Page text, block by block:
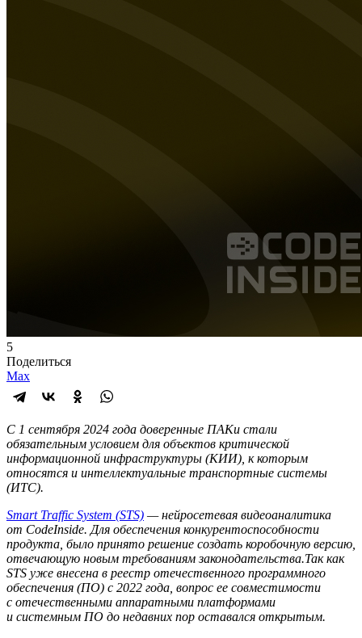
5
Поделиться
Max
С 1 сентября 2024 года доверенные ПАКи стали
обязательным условием для объектов критической
информационной инфраструктуры (КИИ), к которым
относятся и интеллектуальные транспортные системы
(ИТС).
Smart Traffic System (STS) — нейросетевая видеоаналитика
от CodeInside. Для обеспечения конкурентоспособности
продукта, было принято решение создать коробочную версию,
отвечающую новым требованиям законодательства.Так как
STS уже внесена в реестр отечественного программного
обеспечения (ПО) с 2022 года, вопрос ее совместимости
с отечественными аппаратными платформами
и системным ПО до недавних пор оставался открытым.